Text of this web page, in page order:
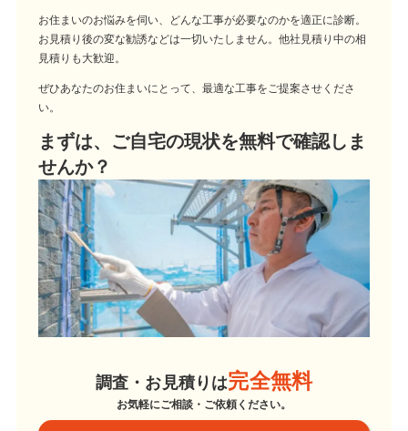
お住まいのお悩みを伺い、どんな工事が必要なのかを適正に診断。
お見積り後の変な勧誘などは一切いたしません。他社見積り中の相
見積りも大歓迎。
ぜひあなたのお住まいにとって、最適な工事をご提案させくださ
い。
まずは、ご自宅の現状を無料で確認しま
せんか？
調査・お見積りは完全無料
お気軽にご相談・ご依頼ください。